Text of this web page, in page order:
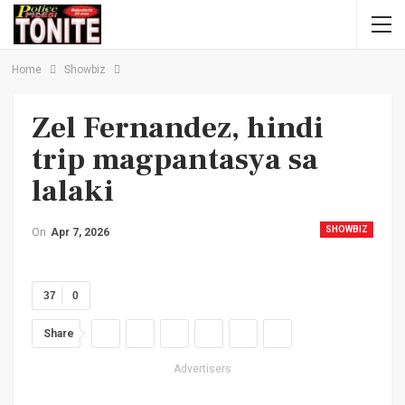
Home Showbiz
Zel Fernandez, hindi
trip magpantasya sa
lalaki
SHOWBIZ
On Apr 7, 2026
0
37
Share
Advertisers